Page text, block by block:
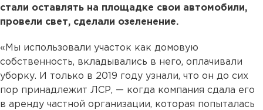
стали оставлять на площадке свои автомобили,
провели свет, сделали озеленение.
«Мы использовали участок как домовую
собственность, вкладывались в него, оплачивали
уборку. И только в 2019 году узнали, что он до сих
пор принадлежит ЛСР, — когда компания сдала его
в аренду частной организации, которая попыталась